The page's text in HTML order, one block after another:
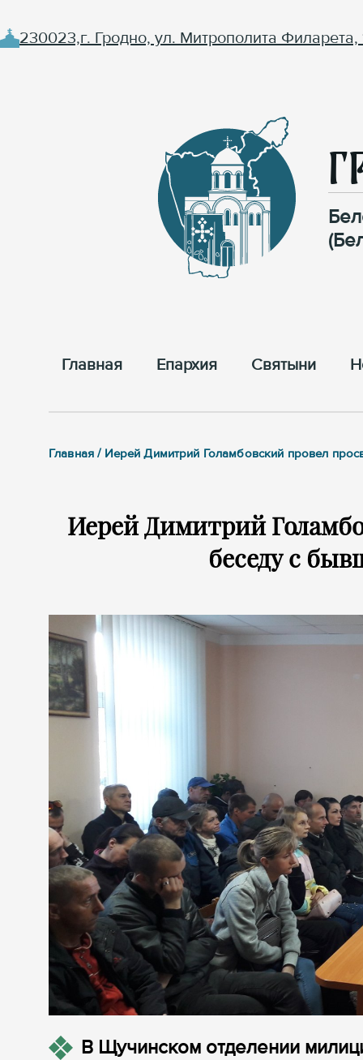
230023,г. Гродно, ул. Митрополита Филарета,
Главная Епархия Cвятыни
Главная / Иерей Димитрий Голамбовский провел
Иерей Димитрий
беседу с
В Щучинском отделении